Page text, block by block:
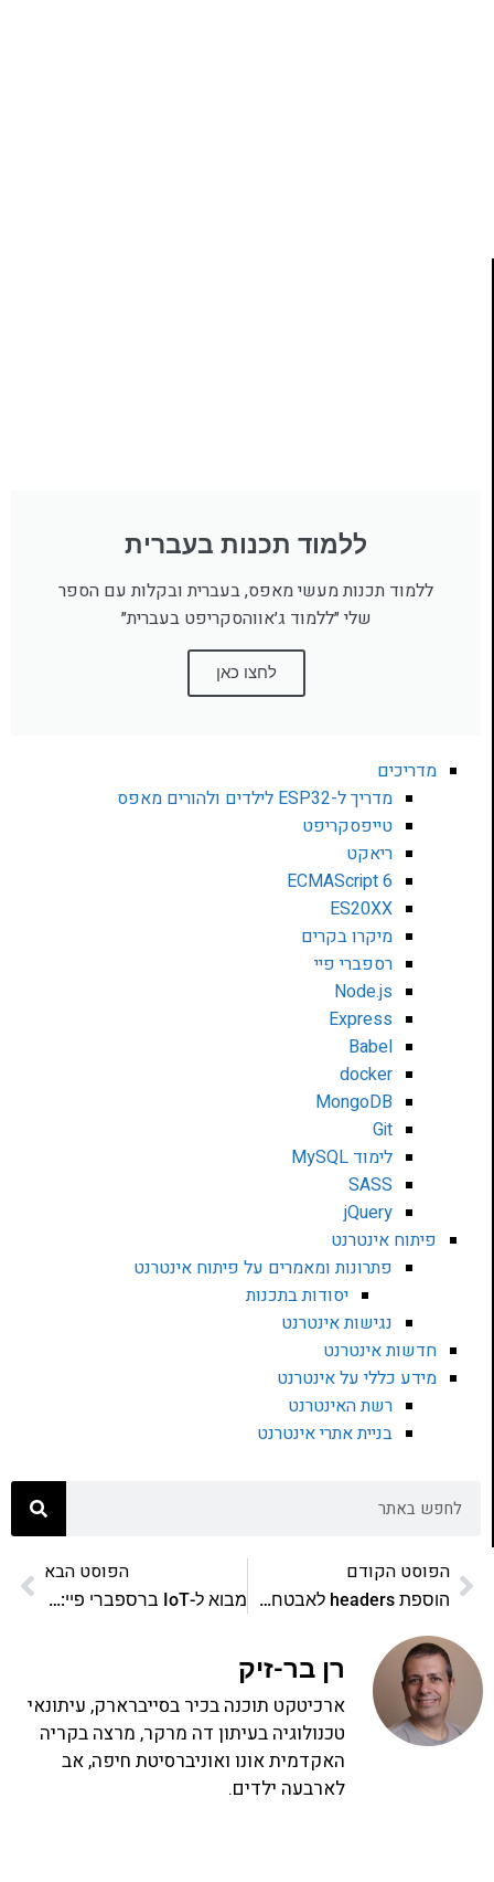
ללמוד תכנות בעברית
ללמוד תכנות מעשי מאפס, בעברית ובקלות עם הספר
שלי ״ללמוד ג׳אווהסקריפט בעברית״
לחצו כאן
מדריכים
מדריך ל-ESP32 לילדים ולהורים מאפס
טייפסקריפט
ריאקט
ECMAScript 6
ES20XX
מיקרו בקרים
רספברי פיי
Node.js
Express
Babel
docker
MongoDB
Git
לימוד MySQL
SASS
jQuery
פיתוח אינטרנט
פתרונות ומאמרים על פיתוח אינטרנט
יסודות בתכנות
נגישות אינטרנט
חדשות אינטרנט
מידע כללי על אינטרנט
רשת האינטרנט
בניית אתרי אינטרנט
הפוסט הקודם
הוספת headers לאבטחת האתר עם קלאודפלייר
הפוסט הבא
מבוא ל-IoT ברספברי פיי: הנגד (resistor)
רן בר-זיק
ארכיטקט תוכנה בכיר בסייברארק, עיתונאי
טכנולוגיה בעיתון דה מרקר, מרצה בקריה
האקדמית אונו ואוניברסיטת חיפה, אב
לארבעה ילדים.